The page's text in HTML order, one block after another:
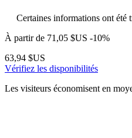
Certaines informations ont été
À partir de 71,05 $US -10%
63,94 $US
Vérifiez les disponibilités
Les visiteurs économisent en